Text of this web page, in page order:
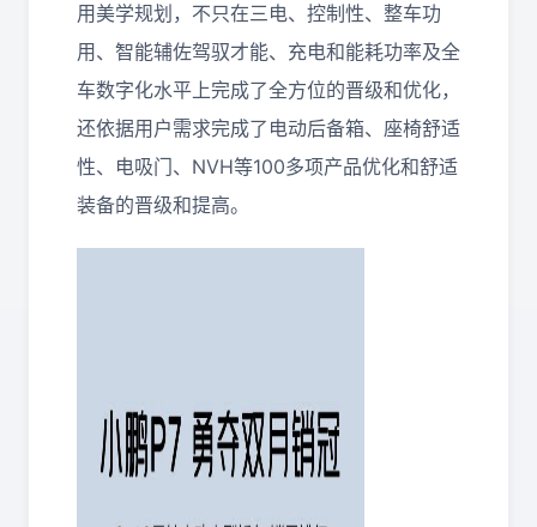
用美学规划，不只在三电、控制性、整车功
用、智能辅佐驾驭才能、充电和能耗功率及全
车数字化水平上完成了全方位的晋级和优化，
还依据用户需求完成了电动后备箱、座椅舒适
性、电吸门、NVH等100多项产品优化和舒适
装备的晋级和提高。